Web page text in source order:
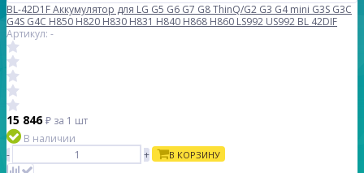
BL-42D1F Аккумулятор для LG G5 G6 G7 G8 ThinQ/G2 G3 G4 mini G3S G3C
G4S G4C H850 H820 H830 H831 H840 H868 H860 LS992 US992 BL 42DIF
Артикул: -
15 846₽ за 1 шт
В наличии
-
+ В КОРЗИНУ